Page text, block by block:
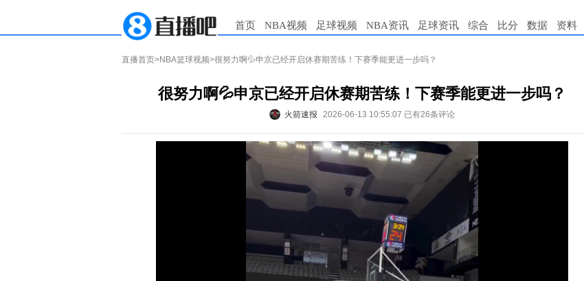
首页 NBA视频 足球视频 NBA资讯 足球资讯 综合 比分 数据 资料
直播首页>NBA篮球视频>很努力啊💦申京已经开启休赛期苦练！下赛季能更进一步吗？
很努力啊💦申京已经开启休赛期苦练！下赛季能更进一步吗？
火箭速报 2026-06-13 10:55:07 已有26条评论